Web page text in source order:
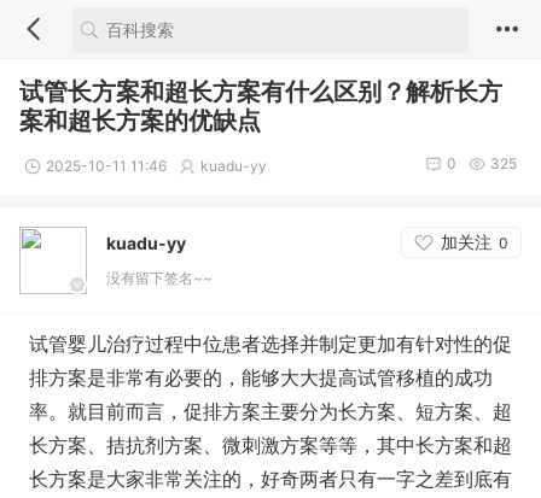
试管长方案和超长方案有什么区别？解析长方
案和超长方案的优缺点
2025-10-11 11:46 kuadu-yy 325
0
kuadu-yy 加关注 0
没有留下签名~~
试管婴儿治疗过程中位患者选择并制定更加有针对性的促
排方案是非常有必要的，能够大大提高试管移植的成功
率。就目前而言，促排方案主要分为长方案、短方案、超
长方案、拮抗剂方案、微刺激方案等等，其中长方案和超
长方案是大家非常关注的，好奇两者只有一字之差到底有